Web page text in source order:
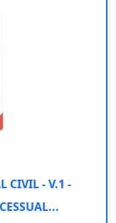
CIVIL - V.1 -